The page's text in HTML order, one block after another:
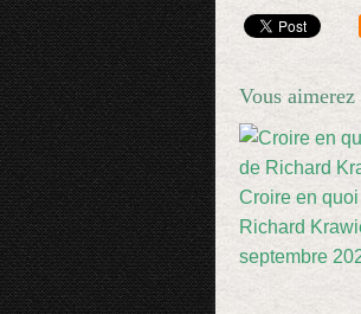
Vous aimerez
Croire en
Richard
septembre